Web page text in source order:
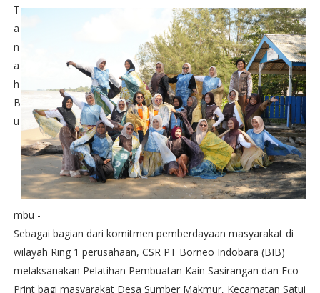
T
a
n
a
h
B
u
mbu -
Sebagai bagian dari komitmen pemberdayaan masyarakat di
wilayah Ring 1 perusahaan, CSR PT Borneo Indobara (BIB)
melaksanakan Pelatihan Pembuatan Kain Sasirangan dan Eco
Print bagi masyarakat Desa Sumber Makmur, Kecamatan Satui